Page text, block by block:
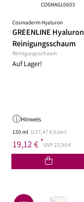
COSMAGL0603
Cosmaderm Hyaluron
GREENLINE Hyaluron
Reinigungsschaum
Reinigungsschaum
Auf Lager!
Hinweis
150 ml (127,47 €/Liter)
19,12 € *UVP 23,90 €